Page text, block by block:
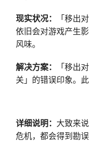
现实状况：
「移出
依旧会对游戏产生
风味。
解决方案：
「移出
关」的错误印象。
详细说明： 大致来
危机，都会得到勘